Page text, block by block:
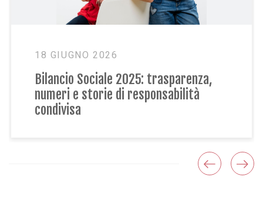
2025: trasparenza,
di responsabilità
La natura che
Sociale Paideia